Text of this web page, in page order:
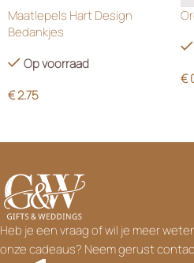
Maatlepels Hart Design
Bedankjes
Op voorraad
€2.75
€
Heb je een vraag of wil je meer
onze cadeaus? Neem gerust